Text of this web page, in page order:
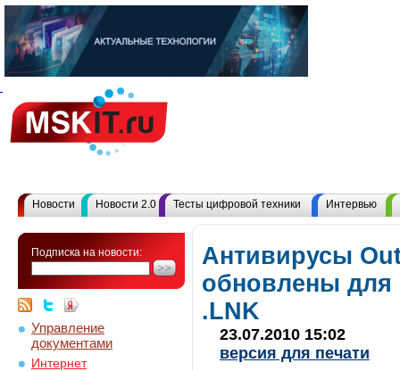
Новости Новости 2.0 Тесты цифровой техники Интервью
Подписка на новости:
Управление
документами
Интернет
Антивирусы
обновлены для
.LNK
23.07.2010 15:02
версия для печати